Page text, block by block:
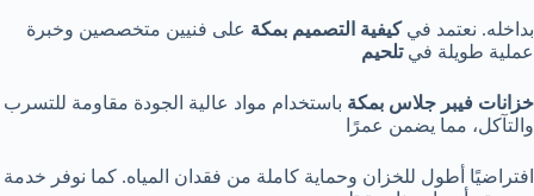
بداخله. نعتمد فيكيفية التصميم بمكة على فنيين متخصصين وخبرة
عملية طويلة فيتلحيم
خزانات فيبر جلاس بمكة باستخدام مواد عالية الجودة مقاومة للتسرب
والتآكل، مما يضمن عمرًا
افتراضيًا أطول للخزان وحماية كاملة من فقدان المياه. كما نوفر خدمة